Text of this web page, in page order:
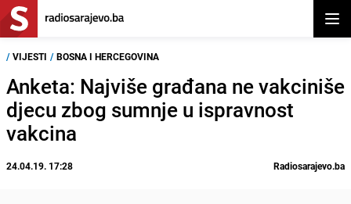
/ VIJESTI / BOSNA I HERCEGOVINA
Anketa: Najviše građana ne vakciniše
djecu zbog sumnje u ispravnost
vakcina
24.04.19. 17:28 Radiosarajevo.ba